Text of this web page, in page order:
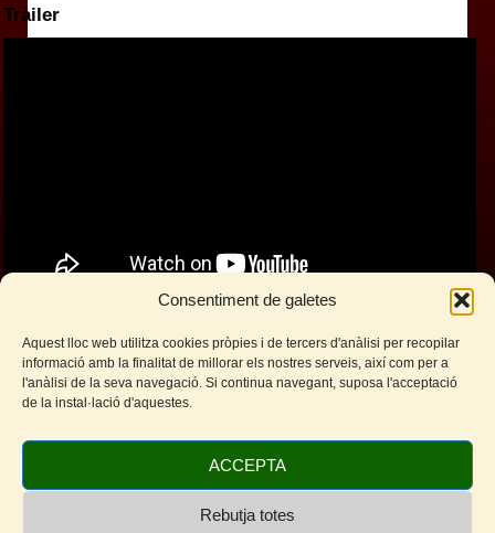
Consentiment de galetes
Aquest lloc web utilitza cookies pròpies i de tercers d'anàlisi per recopilar
informació amb la finalitat de millorar els nostres serveis, així com per a
l'anàlisi de la seva navegació. Si continua navegant, suposa l'acceptació
de la instal·lació d'aquestes.
ACCEPTA
Rebutja totes
Tràiler
La Cena arriba a
Sitges
Facebook
Twitter
WhatsApp
Telegram
EmailComparteix